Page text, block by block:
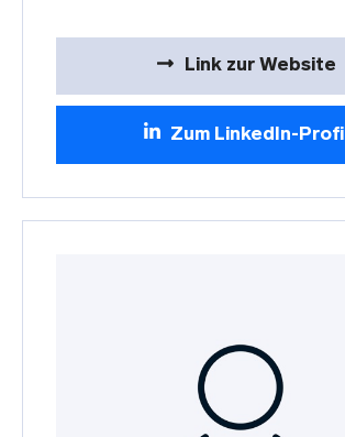
Link zur Website
Zum LinkedIn-Profil